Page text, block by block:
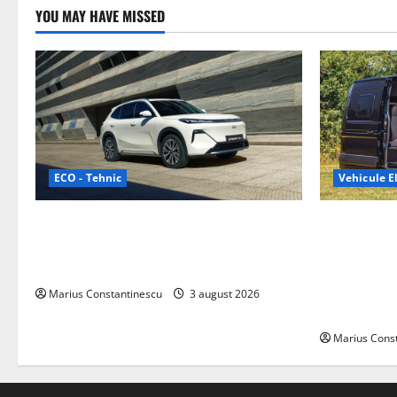
YOU MAY HAVE MISSED
ECO - Tehnic
Marius Constantinescu 3 august 2026
Vehicule
Marius